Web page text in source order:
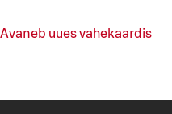
Avaneb uues vahekaardis